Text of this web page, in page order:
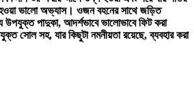
হওয়া ভালো অভ্যাস। ওজন বহনের সাথে জড়িত
উপযুক্ত পাদুকা, আদর্শভাবে ভালোভাবে ফিট করা
সোল সহ, যার কিছুটা নমনীয়তা রয়েছে, ব্যবহার করা